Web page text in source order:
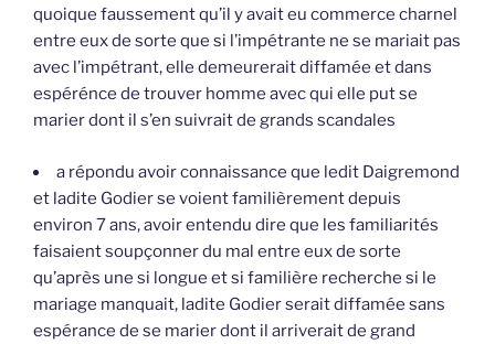
quoique faussement qu’il y avait eu commerce charnel
entre eux de sorte que si l’impétrante ne se mariait pas
avec l’impétrant, elle demeurerait diffamée et dans
espérénce de trouver homme avec qui elle put se
marier dont il s’en suivrait de grands scandales
a répondu avoir connaissance que ledit Daigremond
et ladite Godier se voient familièrement depuis
environ 7 ans, avoir entendu dire que les familiarités
faisaient soupçonner du mal entre eux de sorte
qu’après une si longue et si familière recherche si le
mariage manquait, ladite Godier serait diffamée sans
espérance de se marier dont il arriverait de grand